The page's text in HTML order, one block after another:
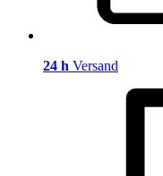
24 h Versand